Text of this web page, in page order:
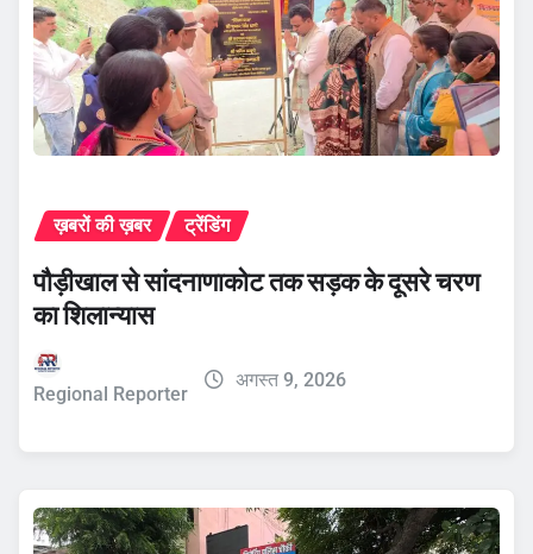
ख़बरों की ख़बर ट्रेंडिंग
पौड़ीखाल से सांदनाणाकोट तक सड़क के दूसरे चरण
का शिलान्यास
Regional Reporter
अगस्त 9, 2026